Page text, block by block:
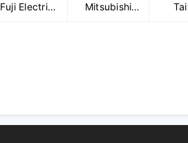
Fuji Electric
Mitsubishi